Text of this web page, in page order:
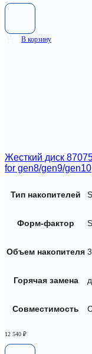
В корзину
Жесткий диск
for gen8/gen9/gen10
Тип накопителей
Форм-фактор
Объем накопителя
Горячая замена
Совместимость
12 540 ₽